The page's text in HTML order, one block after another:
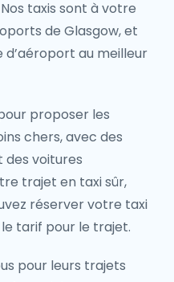
taxis sont à votre
de Glasgow, et
au meilleur
proposer les
chers, avec des
des voitures
trajet en taxi sûr,
réserver votre taxi
tarif pour le trajet.
pour leurs trajets